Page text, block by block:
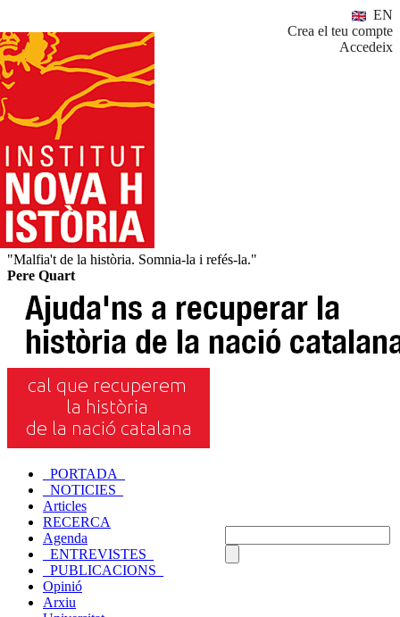
EN
Crea el teu compte
Accedeix
"Malfia't de la història. Somnia-la i refés-la."
Pere Quart
_PORTADA_
_NOTICIES_
Articles
RECERCA
Agenda
_ENTREVISTES_
_PUBLICACIONS_
Opinió
Arxiu